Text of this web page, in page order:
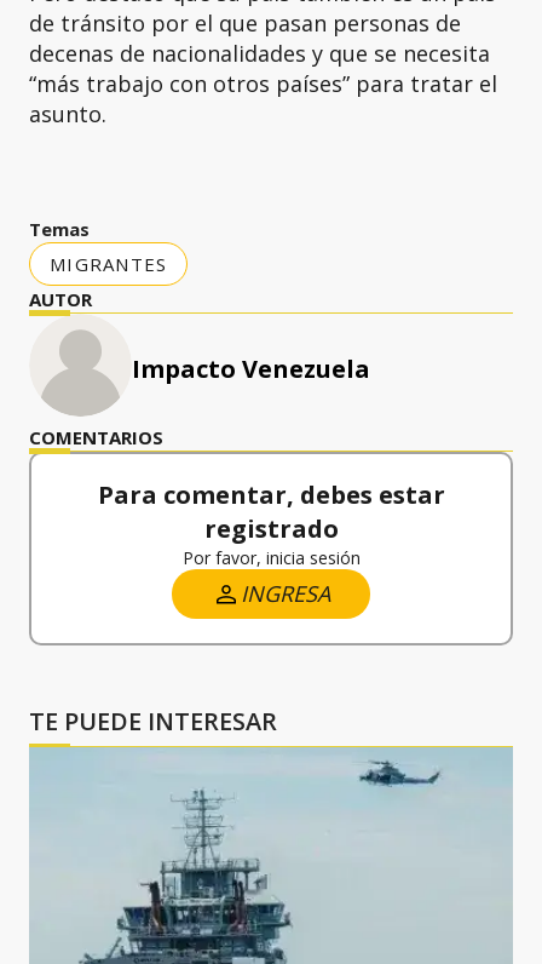
de tránsito por el que pasan personas de
decenas de nacionalidades y que se necesita
“más trabajo con otros países” para tratar el
asunto.
Temas
MIGRANTES
AUTOR
Impacto Venezuela
COMENTARIOS
Para comentar, debes estar
registrado
Por favor, inicia sesión
INGRESA
TE PUEDE INTERESAR